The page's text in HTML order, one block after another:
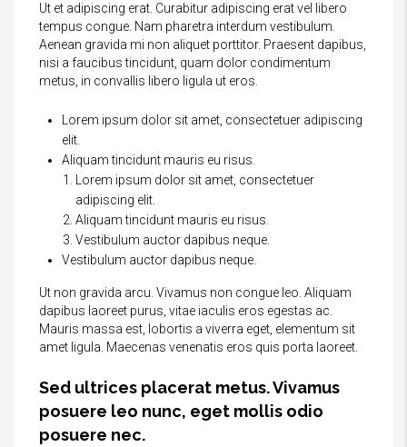
Ut et adipiscing erat. Curabitur adipiscing erat vel libero
tempus congue. Nam pharetra interdum vestibulum.
Aenean gravida mi non aliquet porttitor. Praesent dapibus,
nisi a faucibus tincidunt, quam dolor condimentum
metus, in convallis libero ligula ut eros.
Lorem ipsum dolor sit amet, consectetuer adipiscing
elit.
Aliquam tincidunt mauris eu risus.
Lorem ipsum dolor sit amet, consectetuer
adipiscing elit.
Aliquam tincidunt mauris eu risus.
Vestibulum auctor dapibus neque.
Vestibulum auctor dapibus neque.
Ut non gravida arcu. Vivamus non congue leo. Aliquam
dapibus laoreet purus, vitae iaculis eros egestas ac.
Mauris massa est, lobortis a viverra eget, elementum sit
amet ligula. Maecenas venenatis eros quis porta laoreet.
Sed ultrices placerat metus. Vivamus
posuere leo nunc, eget mollis odio
posuere nec.